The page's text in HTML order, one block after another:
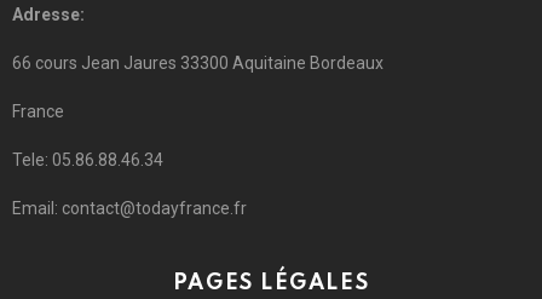
Adresse:
66 cours Jean Jaures 33300 Aquitaine Bordeaux
France
Tele: 05.86.88.46.34
Email: contact@todayfrance.fr
PAGES LÉGALES